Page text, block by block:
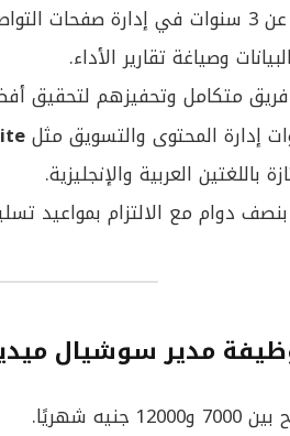
وصياغة تقارير الأداء.
متكامل وتحفيزهم لتحقيق
إدارة المحتوى والتسويق مثل
باللغتين العربية والإنجليزية.
دوام مع الالتزام بمواعيد
مدير سوشيال
شهريًا.